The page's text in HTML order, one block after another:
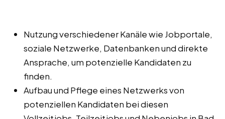
Nutzung verschiedener Kanäle wie Jobportale,
soziale Netzwerke, Datenbanken und direkte
Ansprache, um potenzielle Kandidaten zu
finden.
Aufbau und Pflege eines Netzwerks von
potenziellen Kandidaten bei diesen